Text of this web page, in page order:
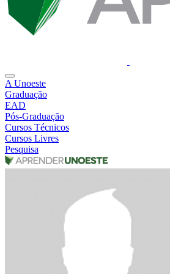
A Unoeste
Graduação
EAD
Pós-Graduação
Cursos Técnicos
Cursos Livres
Pesquisa